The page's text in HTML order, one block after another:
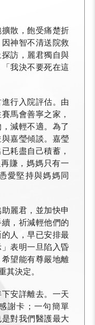
散，飽受痛楚折
神智不清送院救
訪，麗君獨自與
我決不要死在這
行入院評估。由
馬會善寧之家，
減輕不適。為了
嘉瑩傾談。嘉瑩
耗盡自己積蓄，
賺，媽媽只有一
愛堅持與媽媽同
麗君，並加快申
，祈減輕他們的
人，早已安排最
表明一旦陷入昏
望能有尊嚴地離
其決定。
安詳離去。一天
謝卡；一句簡單
是對我們醫護最大